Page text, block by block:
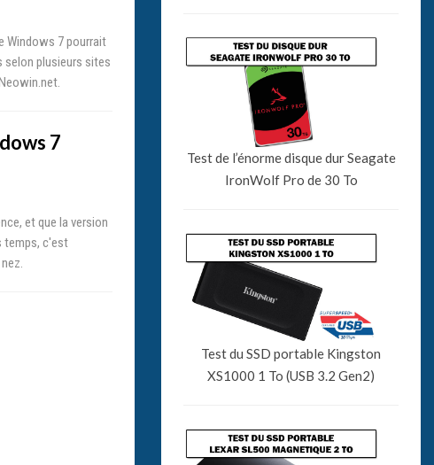
Windows 7 pourrait
selon plusieurs sites
7
et que la version
temps, c'est
Test de l’énorme disque dur Seagate
IronWolf Pro de 30 To
Test du SSD portable Kingston
XS1000 1 To (USB 3.2 Gen2)